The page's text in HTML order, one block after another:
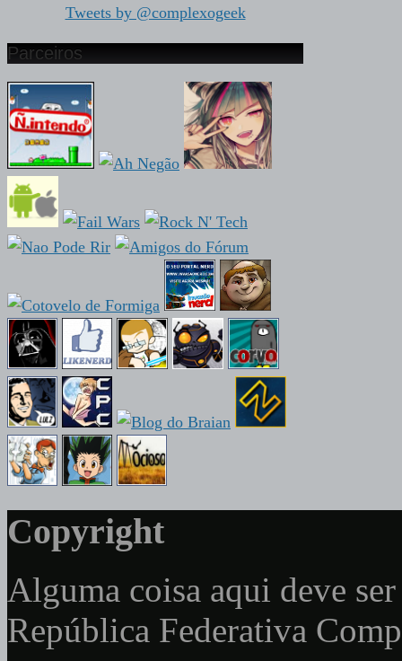
Tweets by @complexogeek
Parceiros
Copyright
Alguma coisa aqui deve
República Federativa